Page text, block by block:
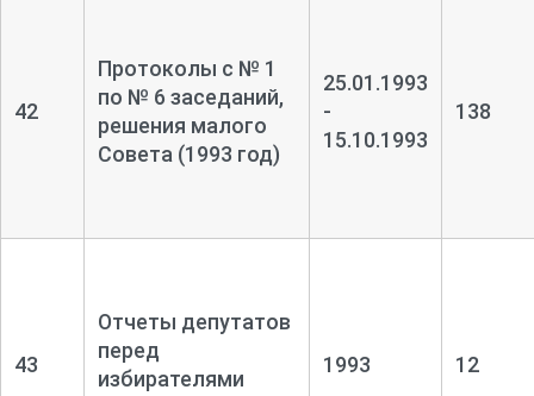
42
Протоколы с № 1
по № 6 заседаний,
решения малого
Совета (1993 год)
25.01.1993
-
15.10.1993
138
43
Отчеты депутатов
перед
избирателями
1993 12